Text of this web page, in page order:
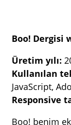
Boo! Dergisi
Üretim yılı:
Kullanılan
JavaScript,
Responsive
Boo! benim